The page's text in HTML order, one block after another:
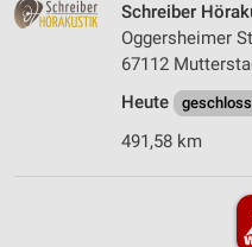
Schreiber
Oggersheimer
67112
Heute
491,58 km